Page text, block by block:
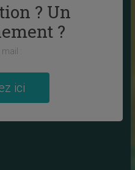
? Un
?
:
ici